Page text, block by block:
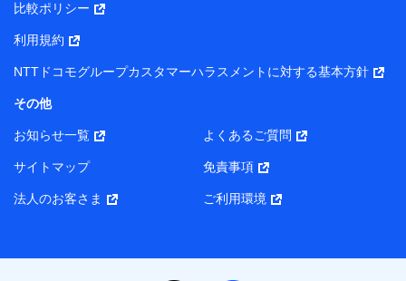
比較ポリシー
利用規約
NTTドコモグループカスタマーハラスメントに対する基本方針
その他
お知らせ一覧 よくあるご質問
サイトマップ 免責事項
法人のお客さま ご利用環境